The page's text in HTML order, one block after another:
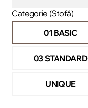
Categorie (Stofă)
01 BASIC
03 STANDARD
UNIQUE